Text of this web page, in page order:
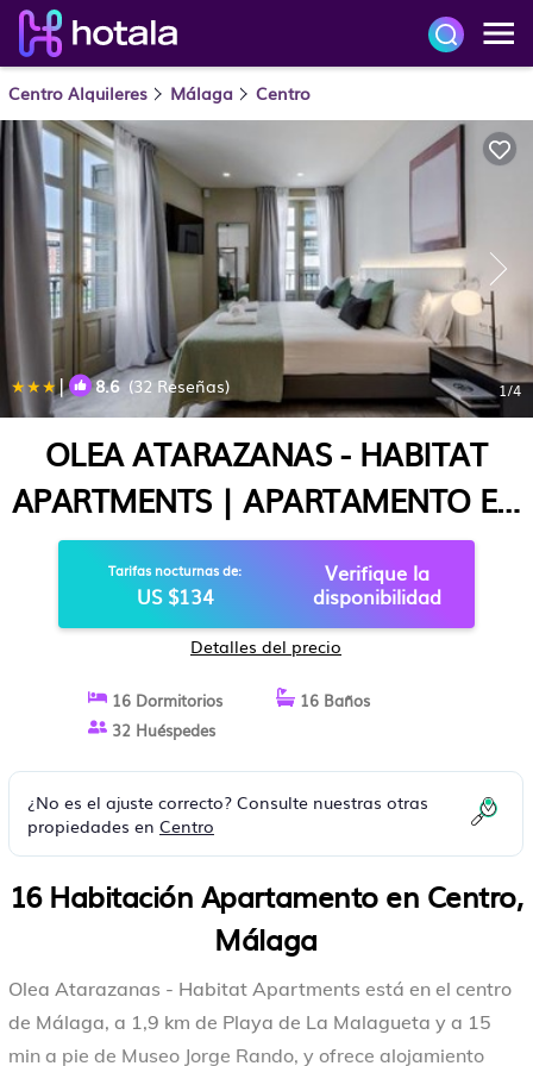
Centro Alquileres Málaga Centro
| 8.6(32 Reseñas) 1/4
OLEA ATARAZANAS - HABITAT
APARTMENTS | APARTAMENTO EN
MÁLAGA
Tarifas nocturnas de:
US $134
Verifique la
disponibilidad
Detalles del precio
16 Dormitorios
16 Baños
32 Huéspedes
¿No es el ajuste correcto? Consulte nuestras otras
propiedades en Centro
16 Habitación Apartamento en Centro,
Málaga
Olea Atarazanas - Habitat Apartments está en el centro
de Málaga, a 1,9 km de Playa de La Malagueta y a 15
min a pie de Museo Jorge Rando, y ofrece alojamiento